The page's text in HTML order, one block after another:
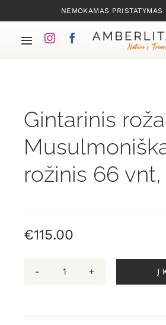
to
content
NEMOKAMAS
Toggle
Mūsų
Apie Gintarą
Mūsų istorija
Gintarinis
rožinis 66
€115.00
Į